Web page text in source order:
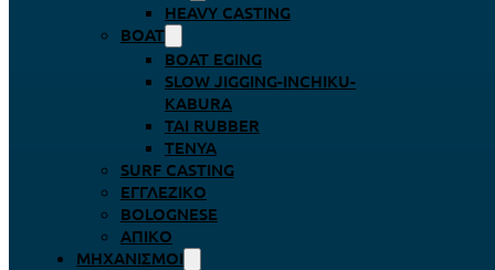
HEAVY CASTING
BOAT
BOAT EGING
SLOW JIGGING-INCHIKU-
KABURA
TAI RUBBER
TENYA
SURF CASTING
ΕΓΓΛΈΖΙΚΟ
BOLOGNESE
ΑΠΊΚΟ
ΜΗΧΑΝΙΣΜΟΊ